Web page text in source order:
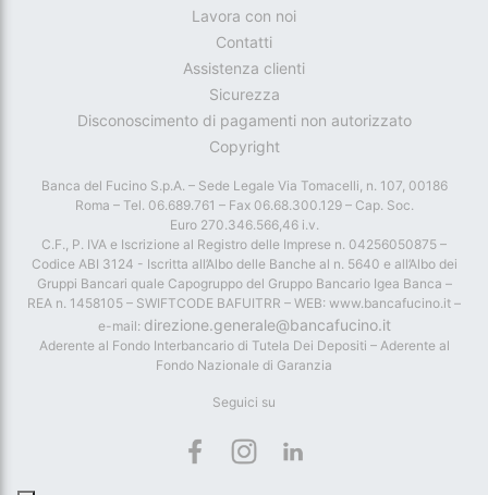
Lavora con noi
Contatti
Assistenza clienti
Sicurezza
Disconoscimento di pagamenti non autorizzato
Copyright
Banca del Fucino S.p.A. – Sede Legale Via Tomacelli, n. 107, 00186
Roma – Tel. 06.689.761 – Fax 06.68.300.129 – Cap. Soc.
Euro 270.346.566,46 i.v.
C.F., P. IVA e Iscrizione al Registro delle Imprese n. 04256050875 –
Codice ABI 3124 - Iscritta all’Albo delle Banche al n. 5640 e all’Albo dei
Gruppi Bancari quale Capogruppo del Gruppo Bancario Igea Banca –
REA n. 1458105 – SWIFTCODE BAFUITRR – WEB: www.bancafucino.it –
e-mail: direzione.generale@bancafucino.it
Aderente al Fondo Interbancario di Tutela Dei Depositi – Aderente al
Fondo Nazionale di Garanzia
Seguici su